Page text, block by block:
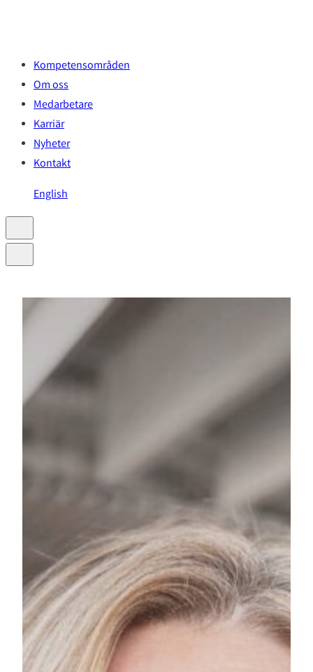
Kompetensområden
Om oss
Medarbetare
Karriär
Nyheter
Kontakt
English